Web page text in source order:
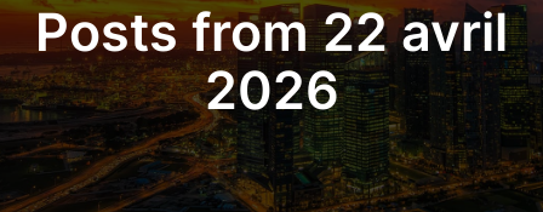
Posts from 22 avril
2026